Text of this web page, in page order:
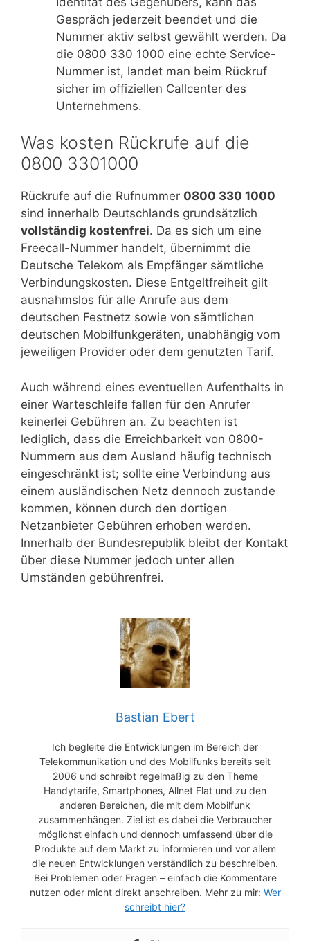
Gespräch jederzeit beendet und die
Nummer aktiv selbst gewählt werden. Da
die 0800 330 1000 eine echte Service-
Nummer ist, landet man beim Rückruf
sicher im offiziellen Callcenter des
Unternehmens.
Was kosten Rückrufe auf die
0800 3301000
Rückrufe auf die Rufnummer 0800 330 1000
sind innerhalb Deutschlands grundsätzlich
vollständig kostenfrei. Da es sich um eine
Freecall-Nummer handelt, übernimmt die
Deutsche Telekom als Empfänger sämtliche
Verbindungskosten. Diese Entgeltfreiheit gilt
ausnahmslos für alle Anrufe aus dem
deutschen Festnetz sowie von sämtlichen
deutschen Mobilfunkgeräten, unabhängig vom
jeweiligen Provider oder dem genutzten Tarif.
Auch während eines eventuellen Aufenthalts in
einer Warteschleife fallen für den Anrufer
keinerlei Gebühren an. Zu beachten ist
lediglich, dass die Erreichbarkeit von 0800-
Nummern aus dem Ausland häufig technisch
eingeschränkt ist; sollte eine Verbindung aus
einem ausländischen Netz dennoch zustande
kommen, können durch den dortigen
Netzanbieter Gebühren erhoben werden.
Innerhalb der Bundesrepublik bleibt der Kontakt
über diese Nummer jedoch unter allen
Umständen gebührenfrei.
Bastian Ebert
Ich begleite die Entwicklungen im Bereich der
Telekommunikation und des Mobilfunks bereits seit
2006 und schreibt regelmäßig zu den Theme
Handytarife, Smartphones, Allnet Flat und zu den
anderen Bereichen, die mit dem Mobilfunk
zusammenhängen. Ziel ist es dabei die Verbraucher
möglichst einfach und dennoch umfassend über die
Produkte auf dem Markt zu informieren und vor allem
die neuen Entwicklungen verständlich zu beschreiben.
Bei Problemen oder Fragen – einfach die Kommentare
nutzen oder micht direkt anschreiben. Mehr zu mir: Wer
schreibt hier?